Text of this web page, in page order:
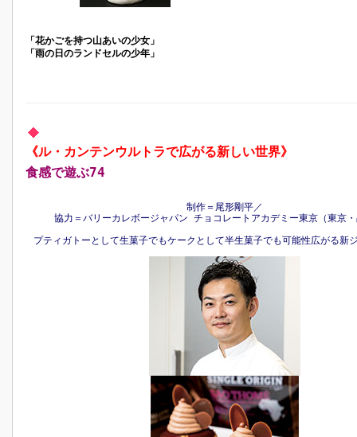
「花かごを持つ山あいの少女」
「雨の日のランドセルの少年」
《ル・カンテンウルトラで広がる新しい世界》
食感で遊ぶ74
制作＝尾形剛平／
協力＝バリーカレボージャパン チョコレートアカデミー東京（東京
プティガトーとして生菓子でもケークとして半生菓子でも可能性広がる新